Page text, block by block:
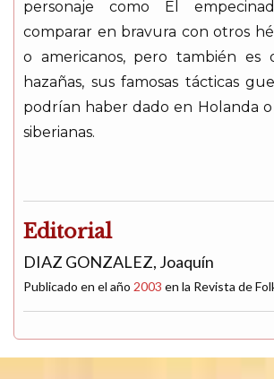
personaje como El
comparar en bravura con otros
o americanos, pero también es
hazañas, sus famosas tácticas
podrían haber dado en Holanda o
siberianas.
Editorial
DIAZ GONZALEZ, Joaquín
Publicado en el año 2003 en la Revista de